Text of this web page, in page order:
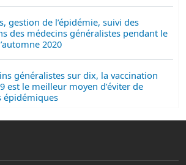
gestion de l’épidémie, suivi des
des médecins généralistes pendant le
2020
généralistes sur dix, la vaccination
est le meilleur moyen d’éviter de
épidémiques